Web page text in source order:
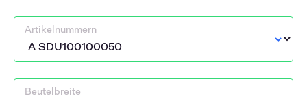
Artikelnummern
Beutelbreite